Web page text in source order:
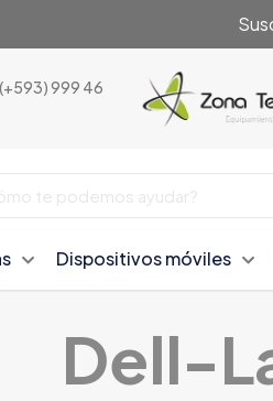
(+593) 999 46
Dispositivos móviles
Dell-